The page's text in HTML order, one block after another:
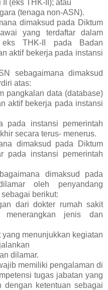
(eks THK-II); atau
(tenaga non-ASN).
dimaksud pada Diktum
yang terdaftar dalam
eks THK-II pada Badan
aktif bekerja pada instansi
sebagaimana dimaksud
atas:
pangkalan data (database)
aktif bekerja pada instansi
pada instansi pemerintah
secara terus- menerus.
dimaksud pada Diktum
pada instansi pemerintah
dimaksud pada
oleh penyandang
berikut:
dari dokter rumah sakit
menerangkan jenis dan
menunjukkan kegiatan
dilamar.
memiliki pengalaman di
tugas jabatan yang
dengan ketentuan sebagai